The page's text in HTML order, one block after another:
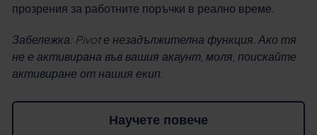
прозрения за работните поръчки в реално време.
Забележка: Pivot е незадължителна функция. Ако тя
не е активирана във вашия акаунт, моля, поискайте
активиране от нашия екип.
Научете повече